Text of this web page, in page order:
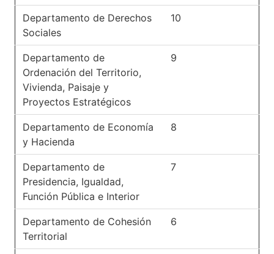
Departamento de Derechos
Sociales
10
Departamento de
Ordenación del Territorio,
Vivienda, Paisaje y
Proyectos Estratégicos
9
Departamento de Economía
y Hacienda
8
Departamento de
Presidencia, Igualdad,
Función Pública e Interior
7
Departamento de Cohesión
Territorial
6